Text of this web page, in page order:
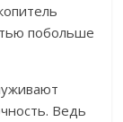
побольше
Ведь